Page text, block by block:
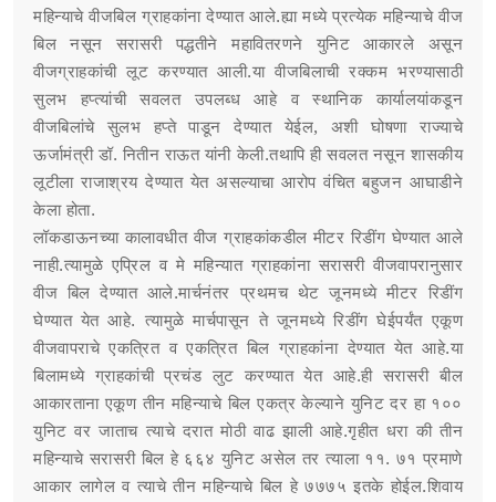
महिन्याचे वीजबिल ग्राहकांना देण्यात आले.ह्या मध्ये प्रत्येक महिन्याचे वीज
बिल नसून सरासरी पद्धतीने महावितरणने युनिट आकारले असून
वीजग्राहकांची लूट करण्यात आली.या वीजबिलाची रक्कम भरण्यासाठी
सुलभ हप्त्यांची सवलत उपलब्ध आहे व स्थानिक कार्यालयांकडून
वीजबिलांचे सुलभ हप्ते पाडून देण्यात येईल, अशी घोषणा राज्याचे
ऊर्जामंत्री डॉ. नितीन राऊत यांनी केली.तथापि ही सवलत नसून शासकीय
लूटीला राजाश्रय देण्यात येत असल्याचा आरोप वंचित बहुजन आघाडीने
केला होता.
लॉकडाऊनच्या कालावधीत वीज ग्राहकांकडील मीटर रिडींग घेण्यात आले
नाही.त्यामुळे एप्रिल व मे महिन्यात ग्राहकांना सरासरी वीजवापरानुसार
वीज बिल देण्यात आले.मार्चनंतर प्रथमच थेट जूनमध्ये मीटर रिडींग
घेण्यात येत आहे. त्यामुळे मार्चपासून ते जूनमध्ये रिडींग घेईपर्यंत एकूण
वीजवापराचे एकत्रित व एकत्रित बिल ग्राहकांना देण्यात येत आहे.या
बिलामध्ये ग्राहकांची प्रचंड लुट करण्यात येत आहे.ही सरासरी बील
आकारताना एकूण तीन महिन्याचे बिल एकत्र केल्याने युनिट दर हा १००
युनिट वर जाताच त्याचे दरात मोठी वाढ झाली आहे.गृहीत धरा की तीन
महिन्याचे सरासरी बिल हे ६६४ युनिट असेल तर त्याला ११. ७१ प्रमाणे
आकार लागेल व त्याचे तीन महिन्याचे बिल हे ७७७५ इतके होईल.शिवाय